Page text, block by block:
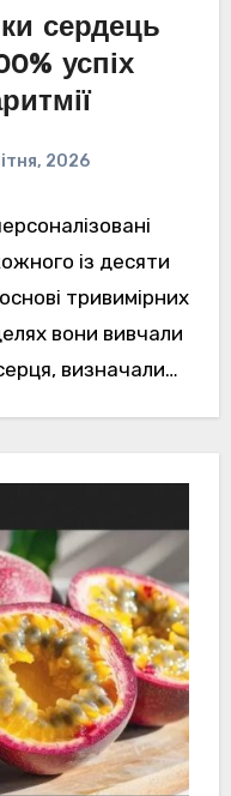
сердець
успіх
2026
із десяти
тривимірних
вони вивчали
визначали